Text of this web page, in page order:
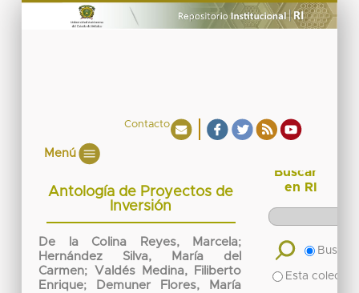
Contacto
Menú
Antología de Proyectos de
Inversión
De la Colina Reyes, Marcela;
Hernández Silva, María del
Carmen; Valdés Medina, Filiberto
Enrique;
Demuner Flores, María
Buscar
en RI
Buscar
Esta